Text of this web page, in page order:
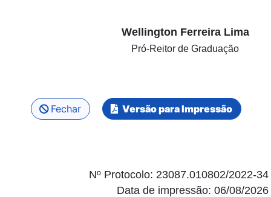
Wellington Ferreira Lima
Pró-Reitor de Graduação
Fechar Versão para Impressão
Nº Protocolo: 23087.010802/2022-34
Data de impressão: 06/08/2026